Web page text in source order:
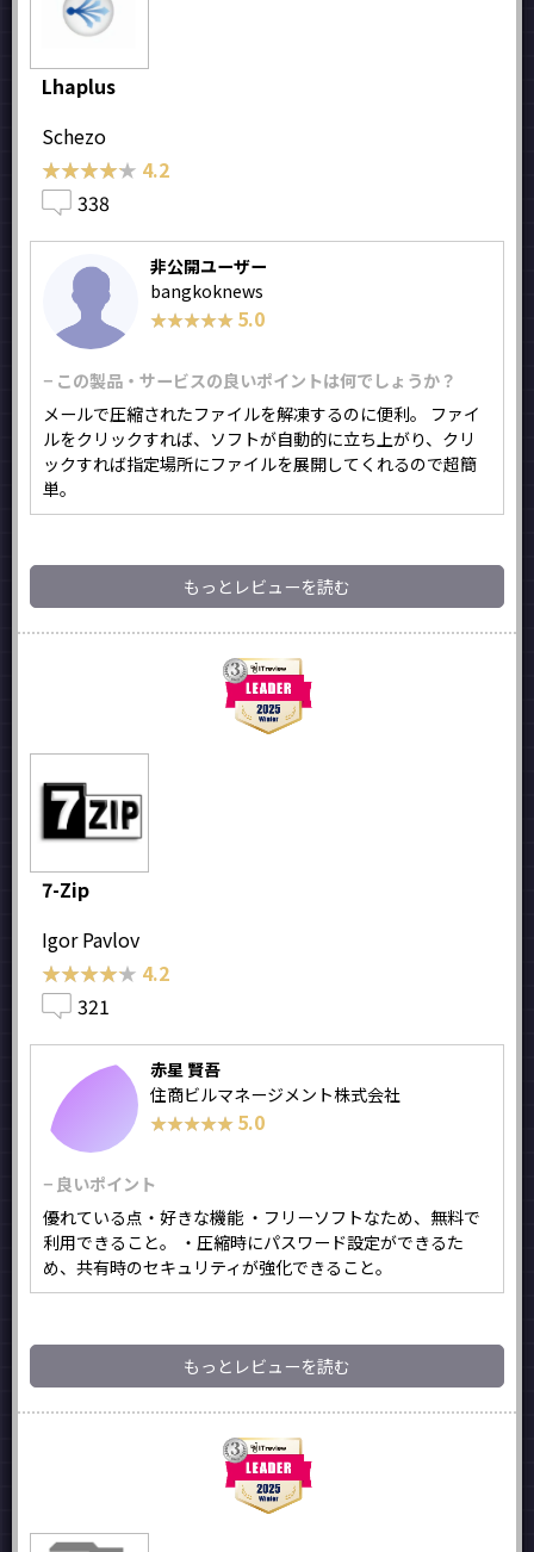
Lhaplus
Schezo
★★★★★
★★★★★ 4.2
338
非公開ユーザー
bangkoknews
★★★★★
★★★★★ 5.0
− この製品・サービスの良いポイントは何でしょうか？
メールで圧縮されたファイルを解凍するのに便利。 ファイ
ルをクリックすれば、ソフトが自動的に立ち上がり、クリ
ックすれば指定場所にファイルを展開してくれるので超簡
単。
もっとレビューを読む
7-Zip
Igor Pavlov
★★★★★
★★★★★ 4.2
321
赤星 賢吾
住商ビルマネージメント株式会社
★★★★★
★★★★★ 5.0
− 良いポイント
優れている点・好きな機能 ・フリーソフトなため、無料で
利用できること。 ・圧縮時にパスワード設定ができるた
め、共有時のセキュリティが強化できること。
もっとレビューを読む